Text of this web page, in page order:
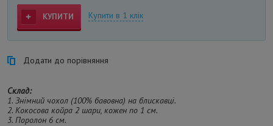
КУПИТИ Купити в 1 клік
Додати до порівняння
Склад:
1. Знімний чохол (100% бавовна) на блискавці.
2. Кокосова койра 2 шари, кожен по 1 см.
3. Поролон 6 см.